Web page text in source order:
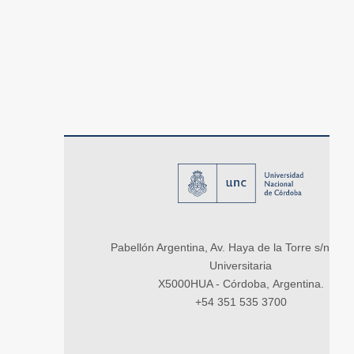
Pabellón Argentina, Av. Haya de la Torre s/n,
Universitaria
X5000HUA - Córdoba, Argentina.
+54 351 535 3700